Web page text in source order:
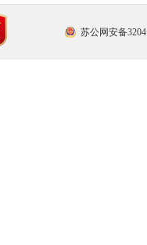
苏公网安备